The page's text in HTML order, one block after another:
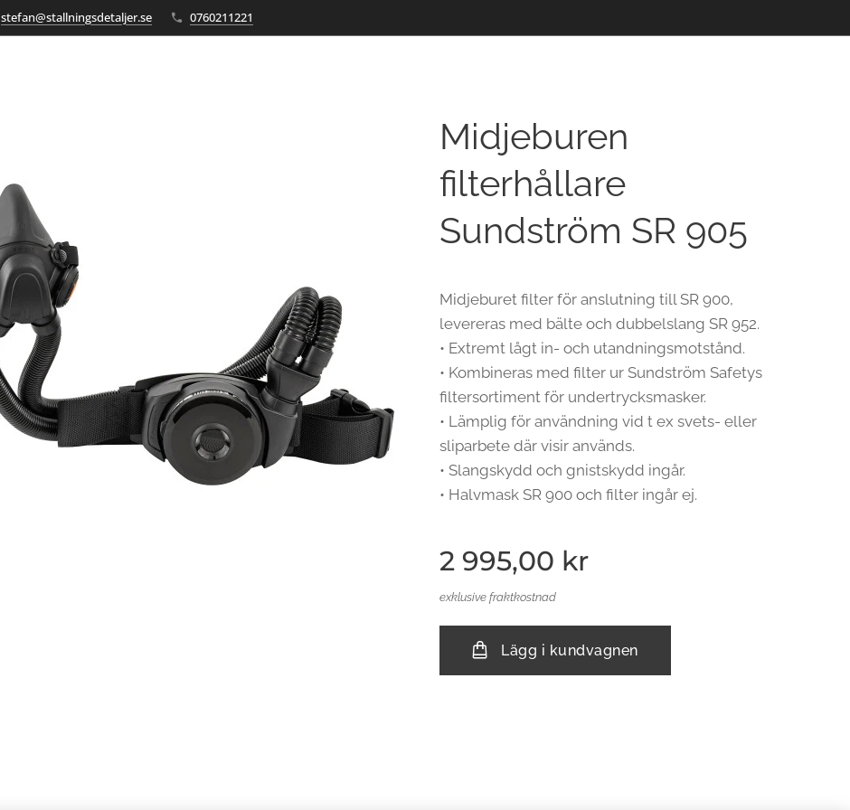
stefan@stallningsdetaljer.se 0760211221
Midjeburen
filterhållare
Sundström SR 905
Midjeburet filter för anslutning till SR 900,
levereras med bälte och dubbelslang SR 952.
• Extremt lågt in- och utandningsmotstånd.
• Kombineras med filter ur Sundström Safetys
filtersortiment för undertrycksmasker.
• Lämplig för användning vid t ex svets- eller
sliparbete där visir används.
• Slangskydd och gnistskydd ingår.
• Halvmask SR 900 och filter ingår ej.
2 995,00 kr
exklusive fraktkostnad
Lägg i kundvagnen